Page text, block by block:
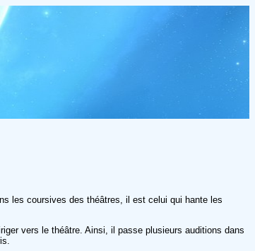
les coursives des théâtres, il est celui qui hante les
vers le théâtre. Ainsi, il passe plusieurs auditions dans